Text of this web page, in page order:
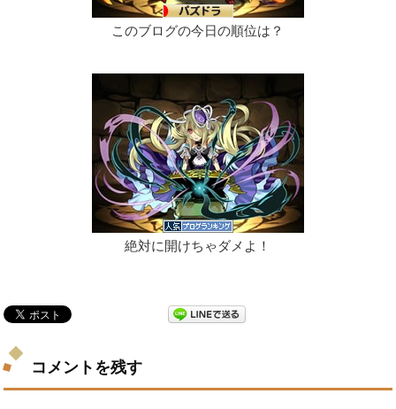
このブログの今日の順位は？
絶対に開けちゃダメよ！
コメントを残す